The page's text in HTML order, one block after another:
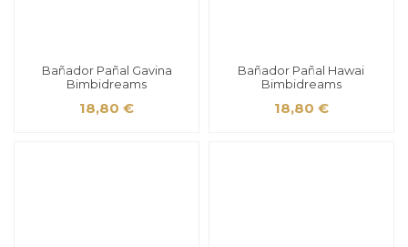
Bañador Pañal Gavina
Bimbidreams
18,80 €
Bañador Pañal Hawai
Bimbidreams
18,80 €